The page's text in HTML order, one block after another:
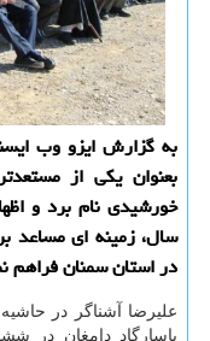
به گزارش ایزو وب
بعنوان یكی از
سال، زمینه ای مساعد
در استان سمنان فراهم
علیرضا آشناگر در
پاسارگاد دامغان در